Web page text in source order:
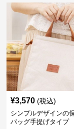
¥3,570 (税込)
シンプルデザインの
バッグ手提げタイプ